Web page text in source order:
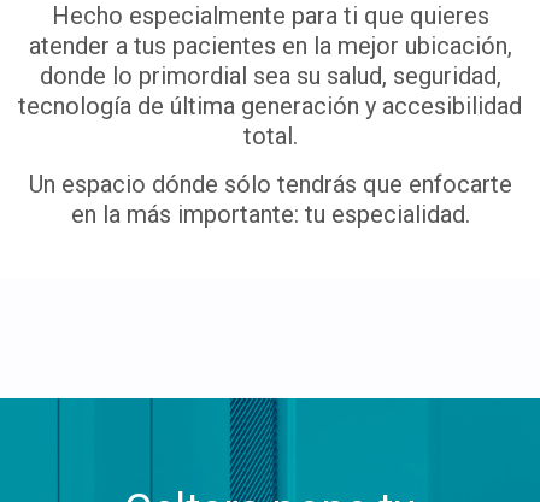
Hecho especialmente para ti que quieres
atender a tus pacientes en la mejor ubicación,
donde lo primordial sea su salud, seguridad,
tecnología de última generación y accesibilidad
total.
Un espacio dónde sólo tendrás que enfocarte
en la más importante: tu especialidad.